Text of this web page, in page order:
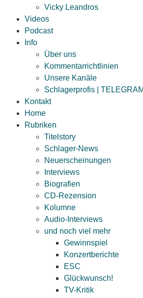
Vicky Leandros
Videos
Podcast
Info
Über uns
Kommentarrichtlinien
Unsere Kanäle
Schlagerprofis | TELEGRAM
Kontakt
Home
Rubriken
Titelstory
Schlager-News
Neuerscheinungen
Interviews
Biografien
CD-Rezension
Kolumne
Audio-Interviews
und noch viel mehr
Gewinnspiel
Konzertberichte
ESC
Glückwunsch!
TV-Kritik